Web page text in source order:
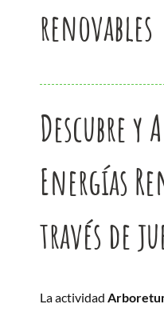
renovables
Descubre y
Energías
través de
La actividad